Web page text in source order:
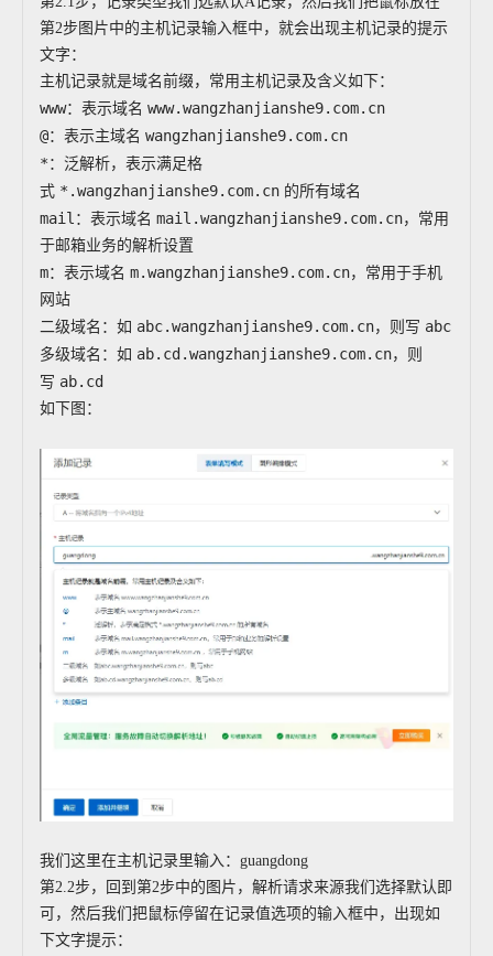
第2步图片中的主机记录输入框中，就会出现主机记录的提示
文字：
主机记录就是域名前缀，常用主机记录及含义如下：
www：表示域名 www.wangzhanjianshe9.com.cn
@：表示主域名 wangzhanjianshe9.com.cn
* ：泛解析，表示满足格
式 *.wangzhanjianshe9.com.cn 的所有域名
mail ：表示域名 mail.wangzhanjianshe9.com.cn，常用
于邮箱业务的解析设置
m：表示域名 m.wangzhanjianshe9.com.cn，常用于手机
网站
二级域名 ：如 abc.wangzhanjianshe9.com.cn，则写 abc
多级域名 ：如 ab.cd.wangzhanjianshe9.com.cn，则
写 ab.cd
如下图：
我们这里在主机记录里输入：guangdong
第2.2步，回到第2步中的图片，解析请求来源我们选择默认即
可，然后我们把鼠标停留在记录值选项的输入框中，出现如
下文字提示：